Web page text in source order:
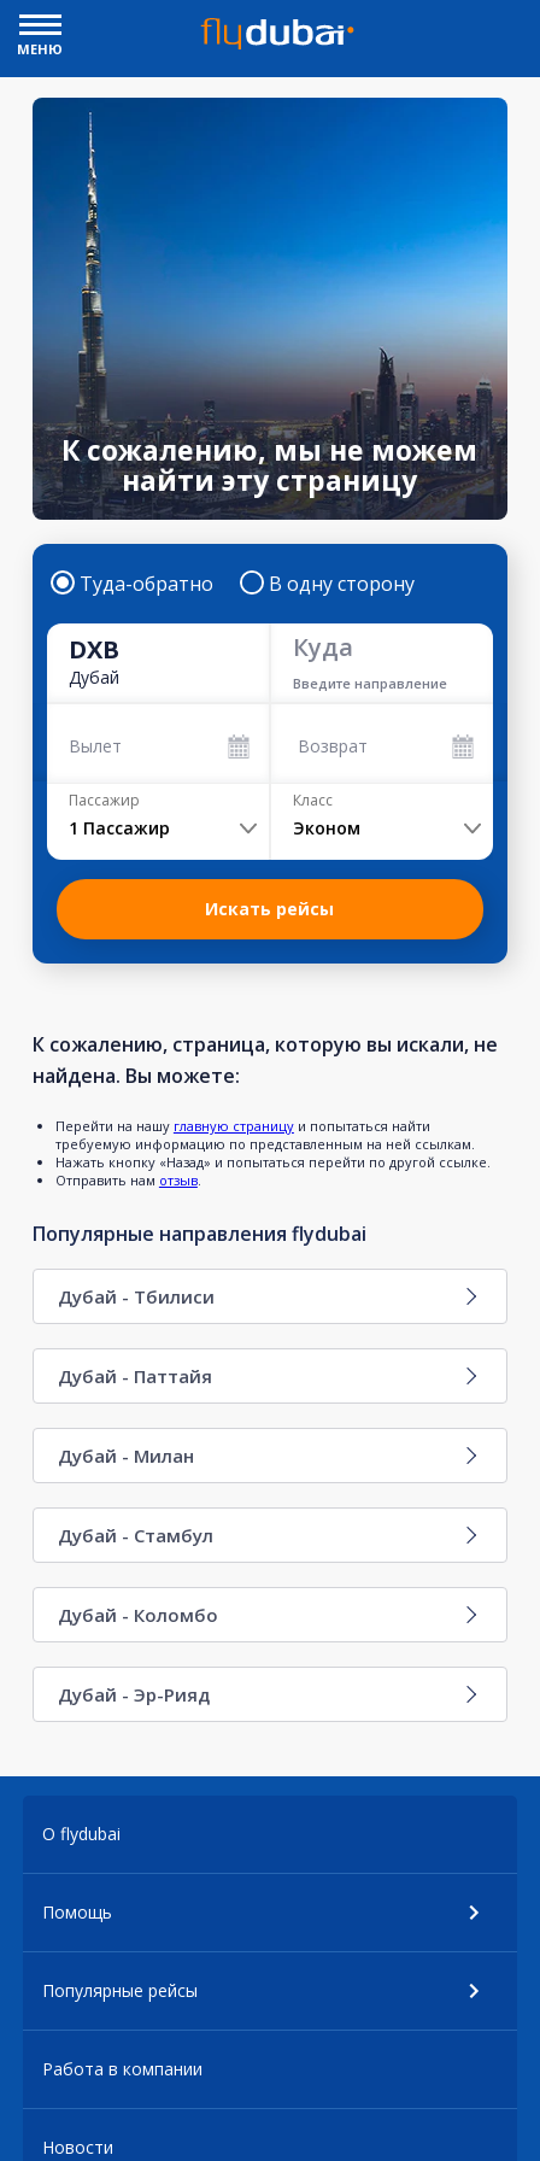
МЕНЮ
К сожалению, мы не можем
найти эту страницу
Туда-обратно В одну сторону
DXB
Дубай
Куда
Введите направление
Вылет Возврат
Пассажир
1 Пассажир
Класс
Эконом
Искать рейсы
К сожалению, страница, которую вы искали, не
найдена. Вы можете:
Перейти на нашу главную страницуи попытаться найти
требуемую информацию по представленным на ней ссылкам.
Нажать кнопку «Назад» и попытаться перейти по другой ссылке.
Отправить нам отзыв.
Популярные направления flydubai
Дубай - Тбилиси
Дубай - Паттайя
Дубай - Милан
Дубай - Стамбул
Дубай - Коломбо
Дубай - Эр-Рияд
О flydubai
Помощь
Популярные рейсы
Работа в компании
Новости